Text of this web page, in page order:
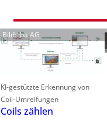
Bild: iba AG
KI-gestützte Erkennung von
Coil-Umreifungen
Coils zählen